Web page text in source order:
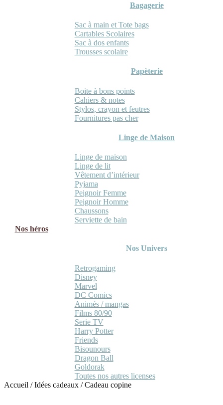
Bagagerie
Sac à main et Tote bags
Cartables Scolaires
Sac à dos enfants
Trousses scolaire
Papèterie
Boite à bons points
Cahiers & notes
Stylos, crayon et feutres
Fournitures pas cher
Linge de Maison
Linge de maison
Linge de lit
Vêtement d’intérieur
Pyjama
Peignoir Femme
Peignoir Homme
Chaussons
Serviette de bain
Nos héros
Nos Univers
Retrogaming
Disney
Marvel
DC Comics
Animés / mangas
Films 80/90
Serie TV
Harry Potter
Friends
Bisounours
Dragon Ball
Goldorak
Toutes nos autres licenses
Accueil /Idées cadeaux /Cadeau copine